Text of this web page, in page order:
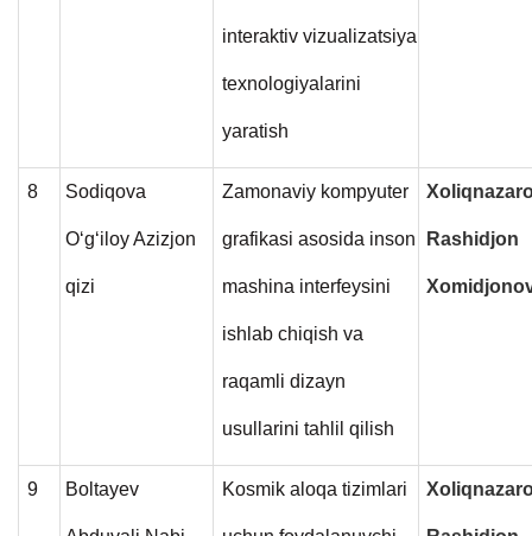
interaktiv vizualizatsiya
texnologiyalarini
yaratish
8 Sodiqova
O‘g‘iloy Azizjon
qizi
Zamonaviy kompyuter
grafikasi asosida inson
mashina interfeysini
ishlab chiqish va
raqamli dizayn
usullarini tahlil qilish
Rashidjon
9 Boltayev Kosmik aloqa tizimlari